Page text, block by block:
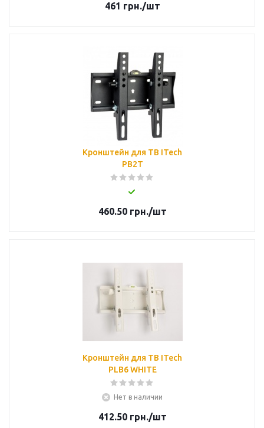
461 грн./шт
Кронштейн для ТВ ITech
PB2T
460.50грн./шт
Кронштейн для ТВ ITech
PLB6 WHITE
Нет в наличии
412.50грн./шт